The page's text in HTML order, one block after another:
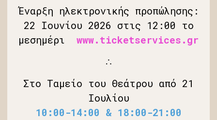
Έναρξη ηλεκτρονικής προπώλησης:
22 Ιουνίου 2026 στις 12:00 το
μεσημέρι www.ticketservices.gr
∴
Στο Ταμείο του Θεάτρου από 21
Ιουλίου
10:00-14:00 & 18:00-21:00